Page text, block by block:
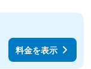
料金を表示